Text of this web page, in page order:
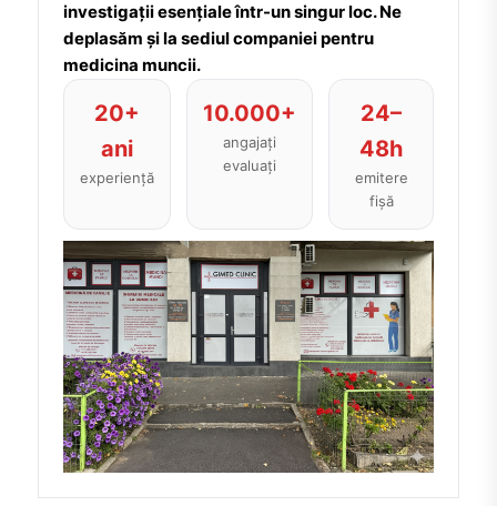
investigații esențiale într-un singur loc. Ne
deplasăm și la sediul companiei pentru
medicina muncii.
20+
ani
experiență
10.000+
angajați
evaluați
24–
48h
emitere
fișă